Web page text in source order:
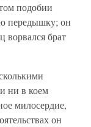
подобии
передышку; он
ворвался брат
ни в коем
милосердие,
он